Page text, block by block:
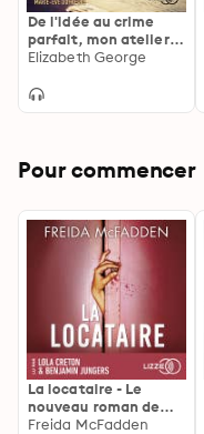
De l'idée au crime
parfait, mon atelier
d'écriture
Elizabeth George
Pour commencer
La locataire - Le
nouveau roman de
l'autrice de La femme
Freida McFadden